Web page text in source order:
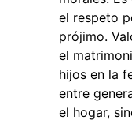
el respeto
prójimo.
el
hijos en la
entre
el hogar,